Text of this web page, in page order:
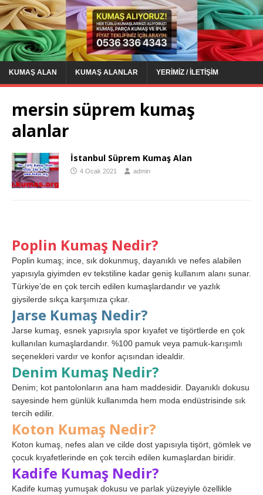
KUMAŞ ALAN KUMAŞ ALANLAR YERIMIZ / İLETIŞIM
mersin süprem kumaş
alanlar
İstanbul Süprem Kumaş Alan
4 Ocak 2021 admin
Poplin Kumaş Nedir?
Poplin kumaş; ince, sık dokunmuş, dayanıklı ve nefes alabilen
yapısıyla giyimden ev tekstiline kadar geniş kullanım alanı sunar.
Türkiye’de en çok tercih edilen kumaşlardandır ve yazlık
giysilerde sıkça karşımıza çıkar.
Jarse Kumaş Nedir?
Jarse kumaş, esnek yapısıyla spor kıyafet ve tişörtlerde en çok
kullanılan kumaşlardandır. %100 pamuk veya pamuk-karışımlı
seçenekleri vardır ve konfor açısından idealdir.
Denim Kumaş Nedir?
Denim; kot pantolonların ana ham maddesidir. Dayanıklı dokusu
sayesinde hem günlük kullanımda hem moda endüstrisinde sık
tercih edilir.
Koton Kumaş Nedir?
Koton kumaş, nefes alan ve cilde dost yapısıyla tişört, gömlek ve
çocuk kıyafetlerinde en çok tercih edilen kumaşlardan biridir.
Kadife Kumaş Nedir?
Kadife kumaş yumuşak dokusu ve parlak yüzeyiyle özellikle